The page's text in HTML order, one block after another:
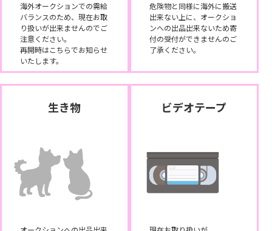
海外オークションでの需給
バランスのため、現在お取
り扱いが出来ませんのでご
注意ください。
再開時はこちらでお知らせ
いたします。
危険物と同様に海外に搬送
出来ない上に、オークショ
ンへの出品出来ないため寄
付の受付ができませんのご
了承ください。
生き物 ビデオテープ